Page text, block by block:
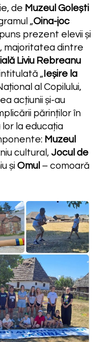
de Muzeul Golești
„Oina-joc
prezent elevii și
majoritatea dintre
Liviu Rebreanu
„ Ieșire la
al Copilului,
acțiunii și-au
părinților în
la educația
Muzeul
cultural, Jocul de
șiOmul – comoară